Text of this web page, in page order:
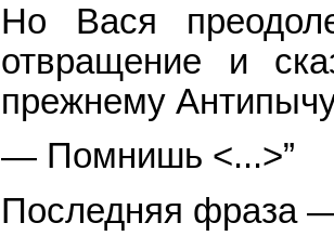
Но Вася
отвращение и
прежнему
— Помнишь <...>”
Последняя фраза